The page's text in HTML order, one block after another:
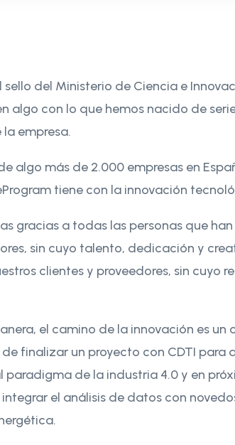
del Ministerio de Ciencia e
algo con lo que hemos nacido de
empresa.
algo más de 2.000 empresas en
tiene con la innovación
gracias a todas las personas que
sin cuyo talento, dedicación y
clientes y proveedores, sin cuyo
el camino de la innovación es
finalizar un proyecto con CDTI
de la industria 4.0 y en
el análisis de datos con